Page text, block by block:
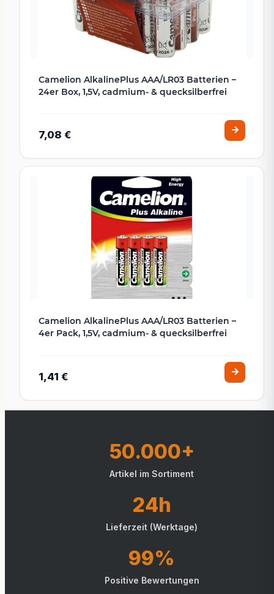
Camelion AlkalinePlus AAA/LR03 Batterien –
24er Box, 1,5V, cadmium- & quecksilberfrei
7,08 €
Camelion AlkalinePlus AAA/LR03 Batterien –
4er Pack, 1,5V, cadmium- & quecksilberfrei
1,41 €
50.000+
Artikel im Sortiment
24h
Lieferzeit (Werktage)
99%
Positive Bewertungen